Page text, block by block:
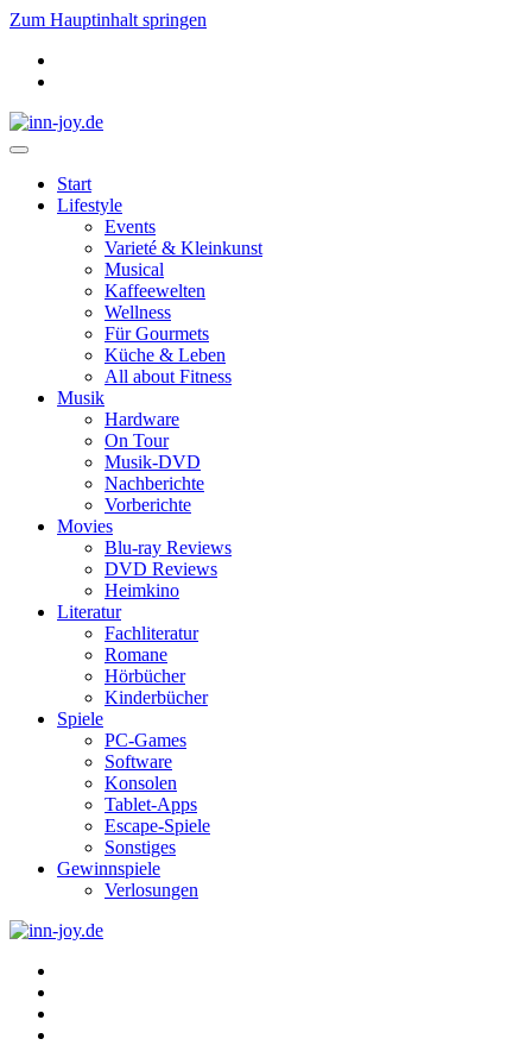
Zum Hauptinhalt springen
Start
Lifestyle
Events
Varieté & Kleinkunst
Musical
Kaffeewelten
Wellness
Für Gourmets
Küche & Leben
All about Fitness
Musik
Hardware
On Tour
Musik-DVD
Nachberichte
Vorberichte
Movies
Blu-ray Reviews
DVD Reviews
Heimkino
Literatur
Fachliteratur
Romane
Hörbücher
Kinderbücher
Spiele
PC-Games
Software
Konsolen
Tablet-Apps
Escape-Spiele
Sonstiges
Gewinnspiele
Verlosungen